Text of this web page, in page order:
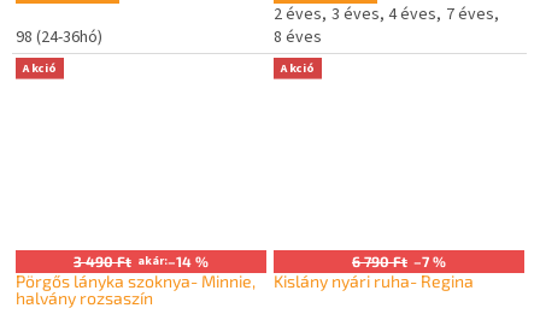
98 (24-36hó)
2 éves 3 éves 4 éves 7 éves
8 éves
Akció
3 490 Ft akár:–14 %
Pörgős lányka szoknya- Minnie,
halvány rozsaszín
Akció
6 790 Ft –7 %
Kislány nyári ruha- Regina